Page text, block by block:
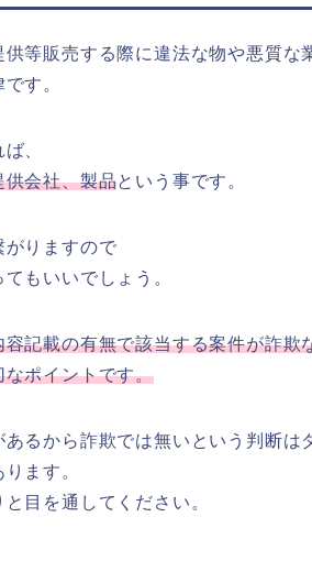
等販売する際に違法な物や悪質な
す。
、
供会社、製品という事です。
がりますので
てもいいでしょう。
記載の有無で該当する案件が詐欺
ポイントです。
るから詐欺では無いという判断は
ます。
目を通してください。